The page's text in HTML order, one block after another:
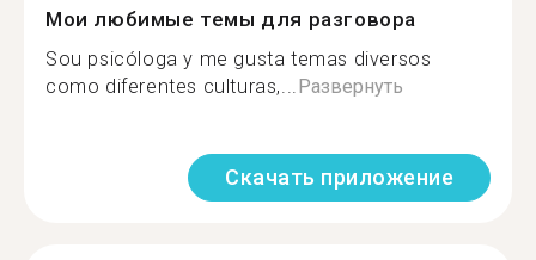
Мои любимые темы для разговора
Sou psicóloga y me gusta temas diversos
como diferentes culturas,... Развернуть
Скачать приложение